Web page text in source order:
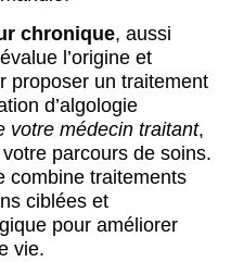
chronique, aussi
l’origine et
proposer un traitement
d’algologie
votre médecin traitant,
parcours de soins.
combine traitements
ciblées et
pour améliorer
vie.